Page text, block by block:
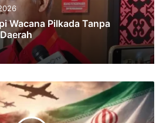
Wacana Pilkada Tanpa